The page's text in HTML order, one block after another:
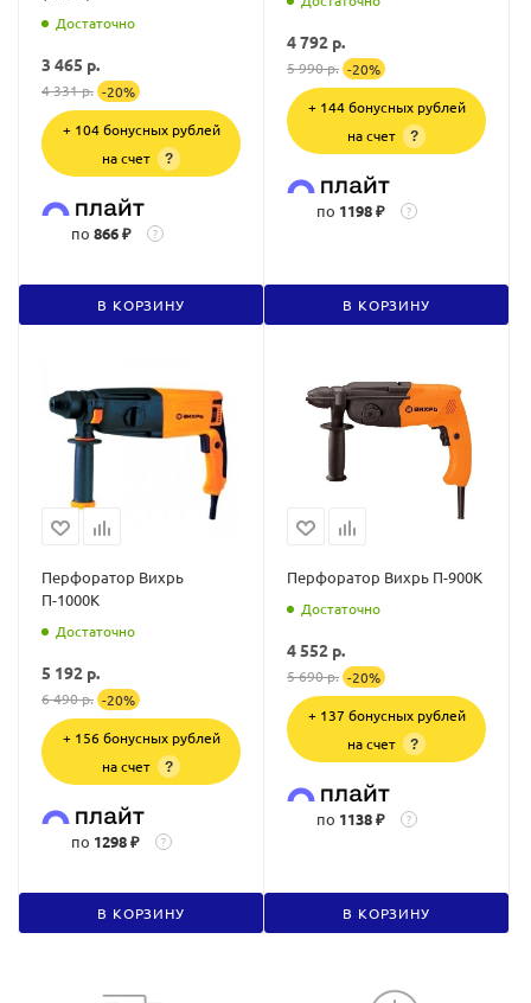
Достаточно
3 465 р.
4 331р. -20%
+ 104 бонусных рублей
на счет
?
по 866 ₽ ?
В КОРЗИНУ
4 792 р.
5 990р. -20%
+ 144 бонусных рублей
на счет
?
по 1198 ₽ ?
В КОРЗИНУ
Перфоратор Вихрь
П-1000К
Достаточно
5 192 р.
6 490р. -20%
+ 156 бонусных рублей
на счет
?
по 1298 ₽ ?
В КОРЗИНУ
Перфоратор Вихрь П-900К
Достаточно
4 552 р.
5 690р. -20%
+ 137 бонусных рублей
на счет
?
по 1138 ₽ ?
В КОРЗИНУ